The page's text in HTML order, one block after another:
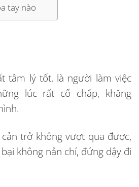
tay nào
tâm lý tốt, là người làm việc
lúc rất cố chấp, khăng
trở không vượt qua được,
không nản chí, đứng dậy đi